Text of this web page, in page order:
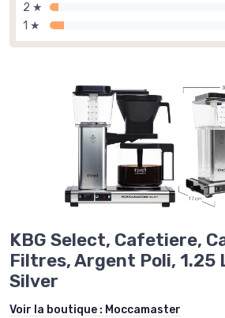
2 ★
1 ★
KBG Select, Cafetiere,
Filtres, Argent Poli, 1.25
Silver
Voir la boutique : Moccamaster